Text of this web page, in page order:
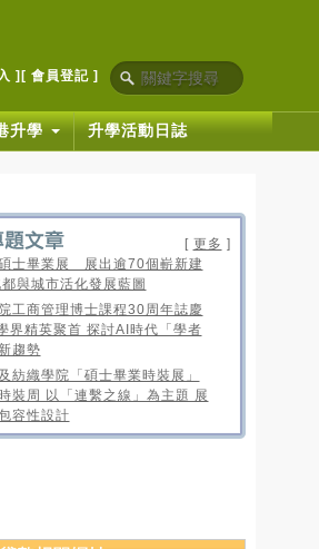
] [ 會員登記 ]
升學 升學活動日誌
[ 更多 ]
士畢業展 展出逾70個嶄新建
與城市活化發展藍圖
工商管理博士課程30周年誌慶
界精英聚首 探討AI時代「學者
趨勢
紡織學院「碩士畢業時裝展」
裝周 以「連繫之線」為主題 展
容性設計